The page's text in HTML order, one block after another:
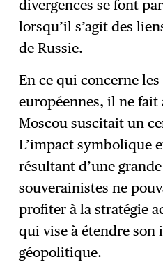
divergences se font
lorsqu’il s’agit des
de Russie.
En ce qui concerne
européennes, il ne
Moscou suscitait un
L’impact symbolique
résultant d’une grande
souverainistes ne
profiter à la stratégie
qui vise à étendre son
géopolitique.